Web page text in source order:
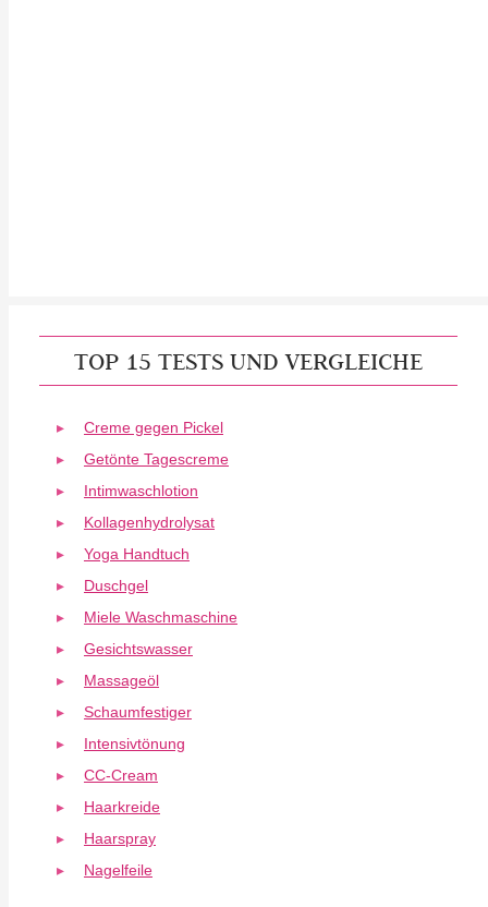
TOP 15 TESTS UND VERGLEICHE
Creme gegen Pickel
Getönte Tagescreme
Intimwaschlotion
Kollagenhydrolysat
Yoga Handtuch
Duschgel
Miele Waschmaschine
Gesichtswasser
Massageöl
Schaumfestiger
Intensivtönung
CC-Cream
Haarkreide
Haarspray
Nagelfeile